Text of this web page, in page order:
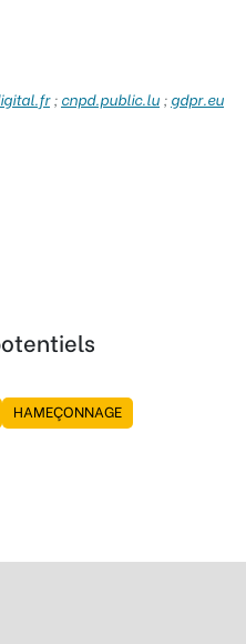
; cnpd.public.lu ; gdpr.eu
HAMEÇONNAGE